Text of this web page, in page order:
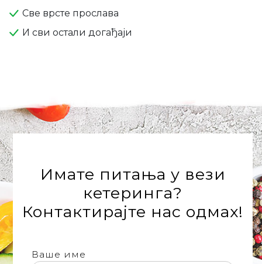
Све врсте прослава
И сви остали догађаји
'
Имате питања у вези
кетеринга?
Контактирајте нас одмах!
Ваше име